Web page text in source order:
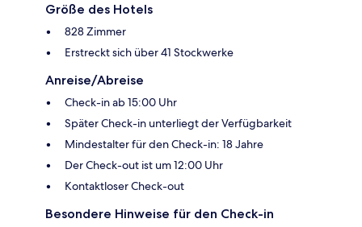
Größe des Hotels
828 Zimmer
Erstreckt sich über 41 Stockwerke
Anreise/Abreise
Check-in ab 15:00 Uhr
Später Check-in unterliegt der Verfügbarkeit
Mindestalter für den Check-in: 18 Jahre
Der Check-out ist um 12:00 Uhr
Kontaktloser Check-out
Besondere Hinweise für den Check-in